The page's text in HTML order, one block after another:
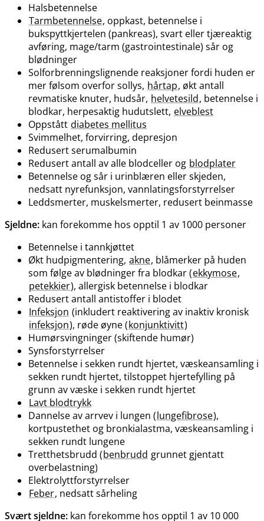
Halsbetennelse
Tarmbetennelse, oppkast, betennelse i
bukspyttkjertelen (pankreas), svart eller tjæreaktig
avføring, mage​/​tarm (gastrointestinale) sår og
blødninger
Solforbrenningslignende reaksjoner fordi huden er
mer følsom overfor sollys, hårtap, økt antall
revmatiske knuter, hudsår, helvetesild, betennelse i
blodkar, herpesaktig hudutslett, elveblest
Oppstått diabetes mellitus
Svimmelhet, forvirring, depresjon
Redusert serumalbumin
Redusert antall av alle blodceller og blodplater
Betennelse og sår i urinblæren eller skjeden,
nedsatt nyrefunksjon, vannlatingsforstyrrelser
Leddsmerter, muskelsmerter, redusert beinmasse
Sjeldne: kan forekomme hos opptil 1 av 1000 personer
Betennelse i tannkjøttet
Økt hudpigmentering, akne, blåmerker på huden
som følge av blødninger fra blodkar (ekkymose,
petekkier), allergisk betennelse i blodkar
Redusert antall antistoffer i blodet
Infeksjon (inkludert reaktivering av inaktiv kronisk
infeksjon), røde øyne (konjunktivitt)
Humørsvingninger (skiftende humør)
Synsforstyrrelser
Betennelse i sekken rundt hjertet, væskeansamling i
sekken rundt hjertet, tilstoppet hjertefylling på
grunn av væske i sekken rundt hjertet
Lavt blodtrykk
Dannelse av arrvev i lungen (lungefibrose),
kortpustethet og bronkialastma, væskeansamling i
sekken rundt lungene
Tretthetsbrudd (benbrudd grunnet gjentatt
overbelastning)
Elektrolyttforstyrrelser
Feber, nedsatt sårheling
Svært sjeldne: kan forekomme hos opptil 1 av 10 000